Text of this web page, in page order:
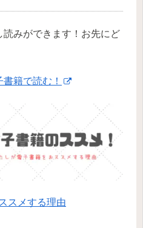
みができます！お先にど
籍で読む！
スメする理由